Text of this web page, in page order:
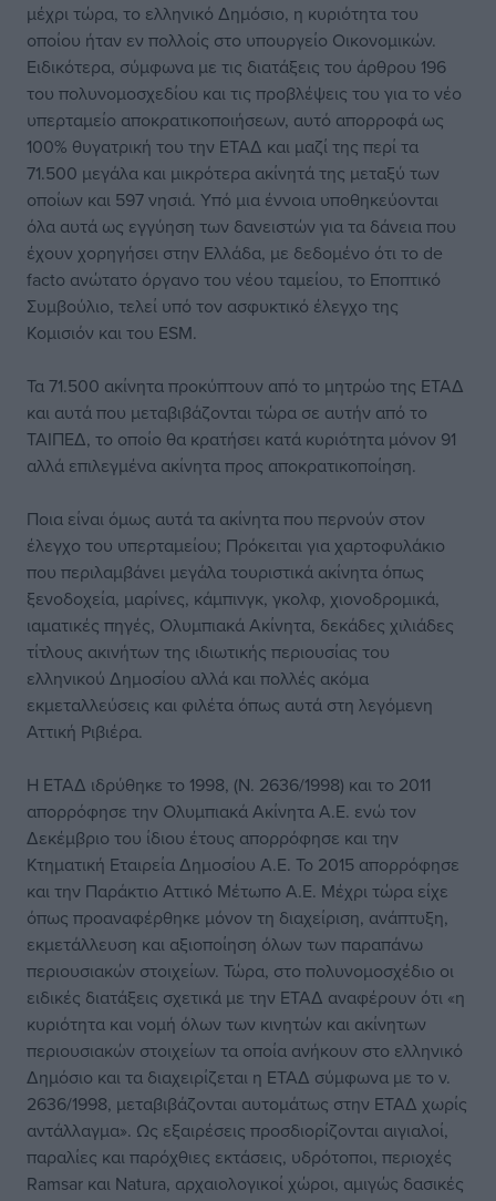
μέχρι τώρα, το ελληνικό Δημόσιο, η κυριότητα του
οποίου ήταν εν πολλοίς στο υπουργείο Οικονομικών.
Ειδικότερα, σύμφωνα με τις διατάξεις του άρθρου 196
του πολυνομοσχεδίου και τις προβλέψεις του για το νέο
υπερταμείο αποκρατικοποιήσεων, αυτό απορροφά ως
100% θυγατρική του την ΕΤΑΔ και μαζί της περί τα
71.500 μεγάλα και μικρότερα ακίνητά της μεταξύ των
οποίων και 597 νησιά. Υπό μια έννοια υποθηκεύονται
όλα αυτά ως εγγύηση των δανειστών για τα δάνεια που
έχουν χορηγήσει στην Ελλάδα, με δεδομένο ότι το de
facto ανώτατο όργανο του νέου ταμείου, το Εποπτικό
Συμβούλιο, τελεί υπό τον ασφυκτικό έλεγχο της
Κομισιόν και τoυ ESM.
Τα 71.500 ακίνητα προκύπτουν από το μητρώο της ΕΤΑΔ
και αυτά που μεταβιβάζονται τώρα σε αυτήν από το
ΤΑΙΠΕΔ, το οποίο θα κρατήσει κατά κυριότητα μόνον 91
αλλά επιλεγμένα ακίνητα προς αποκρατικοποίηση.
Ποια είναι όμως αυτά τα ακίνητα που περνούν στον
έλεγχο του υπερταμείου; Πρόκειται για χαρτοφυλάκιο
που περιλαμβάνει μεγάλα τουριστικά ακίνητα όπως
ξενοδοχεία, μαρίνες, κάμπινγκ, γκολφ, χιονοδρομικά,
ιαματικές πηγές, Ολυμπιακά Ακίνητα, δεκάδες χιλιάδες
τίτλους ακινήτων της ιδιωτικής περιουσίας του
ελληνικού Δημοσίου αλλά και πολλές ακόμα
εκμεταλλεύσεις και φιλέτα όπως αυτά στη λεγόμενη
Αττική Ριβιέρα.
Η ΕΤΑΔ ιδρύθηκε το 1998, (Ν. 2636/1998) και το 2011
απορρόφησε την Ολυμπιακά Ακίνητα Α.Ε. ενώ τον
Δεκέμβριο του ίδιου έτους απορρόφησε και την
Κτηματική Εταιρεία Δημοσίου Α.Ε. Το 2015 απορρόφησε
και την Παράκτιο Αττικό Μέτωπο Α.Ε. Μέχρι τώρα είχε
όπως προαναφέρθηκε μόνον τη διαχείριση, ανάπτυξη,
εκμετάλλευση και αξιοποίηση όλων των παραπάνω
περιουσιακών στοιχείων. Τώρα, στο πολυνομοσχέδιο οι
ειδικές διατάξεις σχετικά με την ΕΤΑΔ αναφέρουν ότι «η
κυριότητα και νομή όλων των κινητών και ακίνητων
περιουσιακών στοιχείων τα οποία ανήκουν στο ελληνικό
Δημόσιο και τα διαχειρίζεται η ΕΤΑΔ σύμφωνα με το ν.
2636/1998, μεταβιβάζονται αυτομάτως στην ΕΤΑΔ χωρίς
αντάλλαγμα». Ως εξαιρέσεις προσδιορίζονται αιγιαλοί,
παραλίες και παρόχθιες εκτάσεις, υδρότοποι, περιοχές
Ramsar και Natura, αρχαιολογικοί χώροι, αμιγώς δασικές